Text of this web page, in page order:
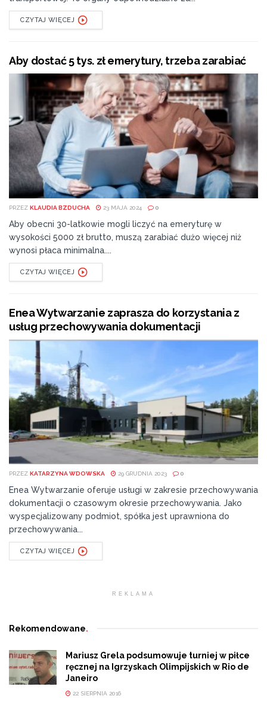
CZYTAJ WIĘCEJ
Aby dostać 5 tys. zł emerytury, trzeba zarabiać
PRZEZ KLAUDIA BZDUCHA 23 MAJA 2024 0
Aby obecni 30-latkowie mogli liczyć na emeryturę w
wysokości 5000 zł brutto, muszą zarabiać dużo więcej niż
wynosi płaca minimalna....
CZYTAJ WIĘCEJ
Enea Wytwarzanie zaprasza do korzystania z
usług przechowywania dokumentacji
PRZEZ KATARZYNA WDOWSKA 29 GRUDNIA 2023 0
Enea Wytwarzanie oferuje usługi w zakresie przechowywania
dokumentacji o czasowym okresie przechowywania. Jako
wyspecjalizowany podmiot, spółka jest uprawniona do
przechowywania...
CZYTAJ WIĘCEJ
REKLAMA
Rekomendowane.
Mariusz Grela podsumowuje turniej w piłce
ręcznej na Igrzyskach Olimpijskich w Rio de
Janeiro
22 SIERPNIA 2016